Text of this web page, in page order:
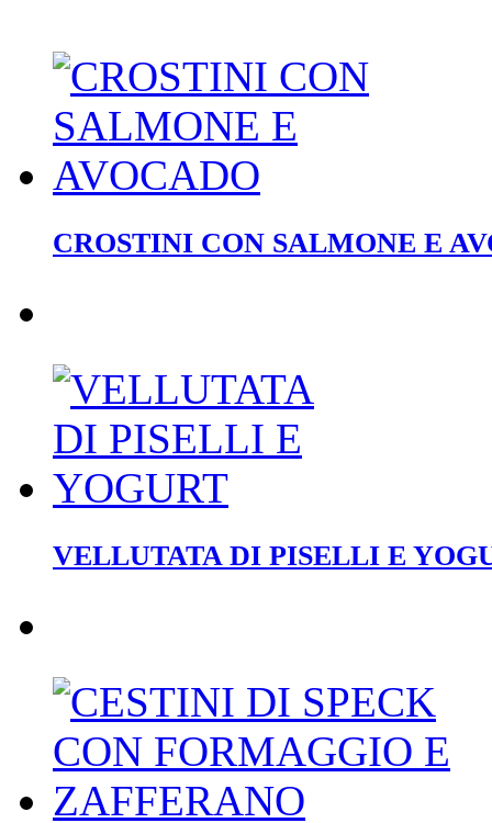
CROSTINI CON SALMONE E
VELLUTATA DI PISELLI E